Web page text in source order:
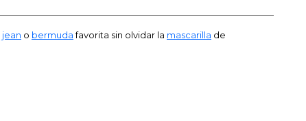
jean o bermudafavorita sin olvidar la mascarilla de